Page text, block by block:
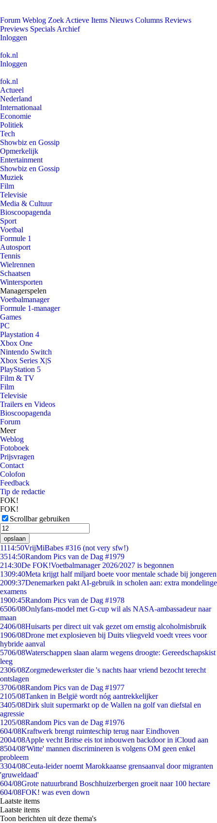
Forum Weblog Zoek Actieve Items Nieuws Columns Reviews
Previews Specials Archief
Inloggen
fok.nl
Inloggen
fok.nl
Actueel
Nederland
Internationaal
Economie
Politiek
Tech
Showbiz en Gossip
Opmerkelijk
Entertainment
Showbiz en Gossip
Muziek
Film
Televisie
Media & Cultuur
Bioscoopagenda
Sport
Voetbal
Formule 1
Autosport
Tennis
Wielrennen
Schaatsen
Wintersporten
Managerspelen
Voetbalmanager
Formule 1-manager
Games
PC
Playstation 4
Xbox One
Nintendo Switch
Xbox Series X|S
PlayStation 5
Film & TV
Film
Televisie
Trailers en Videos
Bioscoopagenda
Forum
Meer
Weblog
Fotoboek
Prijsvragen
Contact
Colofon
Feedback
Tip de redactie
FOK!
FOK!
Scrollbar gebruiken
opslaan
1114:50VrijMiBabes #316 (not very sfw!)
3514:50Random Pics van de Dag #1979
214:30De FOK!Voetbalmanager 2026/2027 is begonnen
1309:40Meta krijgt half miljard boete voor mentale schade bij jongeren
2009:37Denemarken pakt AI-gebruik in scholen aan: extra mondelinge
examens
1900:45Random Pics van de Dag #1978
6506/08Onlyfans-model met G-cup wil als NASA-ambassadeur naar
maan
2406/08Huisarts per direct uit vak gezet om ernstig alcoholmisbruik
1906/08Drone met explosieven bij Duits vliegveld voedt vrees voor
hybride aanval
5706/08Waterschappen slaan alarm wegens droogte: Gereedschapskist
leeg
2306/08Zorgmedewerkster die 's nachts haar vriend bezocht terecht
ontslagen
3706/08Random Pics van de Dag #1977
2105/08Tanken in België wordt nóg aantrekkelijker
3405/08Dirk sluit supermarkt op de Wallen na golf van diefstal en
agressie
1205/08Random Pics van de Dag #1976
604/08Kraftwerk brengt ruimteschip terug naar Eindhoven
2004/08Apple vecht Britse eis tot inbouwen backdoor in iCloud aan
8504/08'Witte' mannen discrimineren is volgens OM geen enkel
probleem
3304/08Ceuta-leider noemt Marokkaanse grensaanval door migranten
'gruweldaad'
604/08Grote natuurbrand Boschhuizerbergen groeit naar 100 hectare
604/08FOK! was even down
Laatste items
Laatste items
Toon berichten uit deze thema's